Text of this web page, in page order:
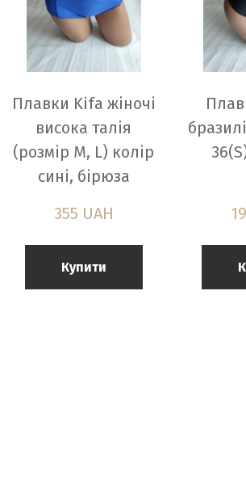
Плавки Kifa жіночі
висока талія
(розмір М, L) колір
сині, бірюза
355 UAH
Купити